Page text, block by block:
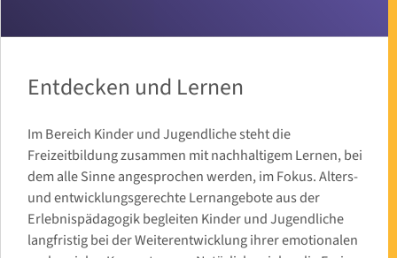
Entdecken und Lernen
Im Bereich Kinder und Jugendliche steht die
Freizeitbildung zusammen mit nachhaltigem Lernen, bei
dem alle Sinne angesprochen werden, im Fokus. Alters-
und entwicklungsgerechte Lernangebote aus der
Erlebnispädagogik begleiten Kinder und Jugendliche
langfristig bei der Weiterentwicklung ihrer emotionalen